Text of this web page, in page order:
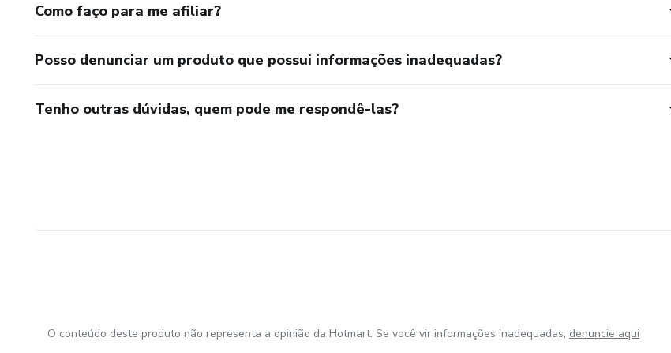
Como faço para me afiliar?
Posso denunciar um produto que possui informações inadequadas?
Tenho outras dúvidas, quem pode me respondê-las?
O conteúdo deste produto não representa a opinião da Hotmart. Se você vir informações inadequadas, denuncie aqui